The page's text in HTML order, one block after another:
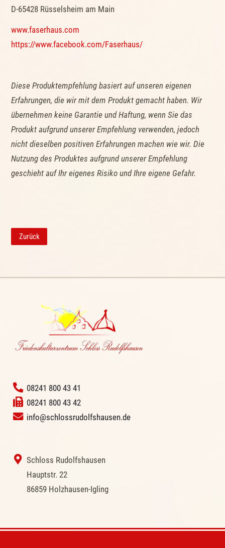
D-65428 Rüsselsheim am Main
www.faserhaus.com
https://www.facebook.com/Faserhaus/
Diese Produktempfehlung basiert auf unseren eigenen
Erfahrungen, die wir mit dem Produkt gemacht haben. Wir
übernehmen keine Garantie und Haftung, wenn Sie das
Produkt aufgrund unserer Empfehlung verwenden, jedoch
nicht dieselben positiven Erfahrungen machen wie wir. Die
Nutzung des Produktes aufgrund unserer Empfehlung
geschieht auf Ihr eigenes Risiko und Ihre eigene Gefahr.
Zurück
08241 800 43 41
08241 800 43 42
info@schlossrudolfshausen.de
‭ Schloss Rudolfshausen
‭Hauptstr. 22
‭86859 Holzhausen-Igling